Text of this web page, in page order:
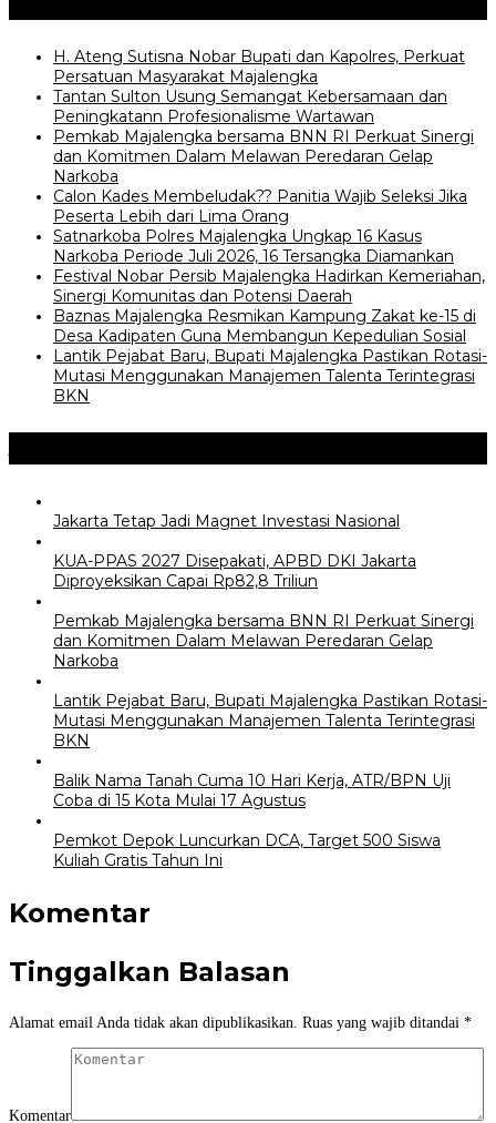
H. Ateng Sutisna Nobar Bupati dan Kapolres, Perkuat
Persatuan Masyarakat Majalengka
‎Tantan Sulton Usung Semangat Kebersamaan dan
Peningkatann Profesionalisme Wartawan
Pemkab Majalengka bersama BNN RI Perkuat Sinergi
dan Komitmen Dalam Melawan Peredaran Gelap
Narkoba
‎Calon Kades Membeludak?? Panitia Wajib Seleksi Jika
Peserta Lebih dari Lima Orang
Satnarkoba Polres Majalengka Ungkap 16 Kasus
Narkoba Periode Juli 2026, 16 Tersangka Diamankan
Festival Nobar Persib Majalengka Hadirkan Kemeriahan,
Sinergi Komunitas dan Potensi Daerah
Baznas Majalengka Resmikan Kampung Zakat ke-15 di
Desa Kadipaten Guna Membangun Kepedulian Sosial
Lantik Pejabat Baru, Bupati Majalengka Pastikan Rotasi-
Mutasi Menggunakan Manajemen Talenta Terintegrasi
BKN
Jakarta Tetap Jadi Magnet Investasi Nasional
KUA-PPAS 2027 Disepakati, APBD DKI Jakarta
Diproyeksikan Capai Rp82,8 Triliun
Pemkab Majalengka bersama BNN RI Perkuat Sinergi
dan Komitmen Dalam Melawan Peredaran Gelap
Narkoba
Lantik Pejabat Baru, Bupati Majalengka Pastikan Rotasi-
Mutasi Menggunakan Manajemen Talenta Terintegrasi
BKN
Balik Nama Tanah Cuma 10 Hari Kerja, ATR/BPN Uji
Coba di 15 Kota Mulai 17 Agustus
Pemkot Depok Luncurkan DCA, Target 500 Siswa
Kuliah Gratis Tahun Ini
Komentar
Tinggalkan Balasan
Alamat email Anda tidak akan dipublikasikan. Ruas yang wajib ditandai *
Komentar